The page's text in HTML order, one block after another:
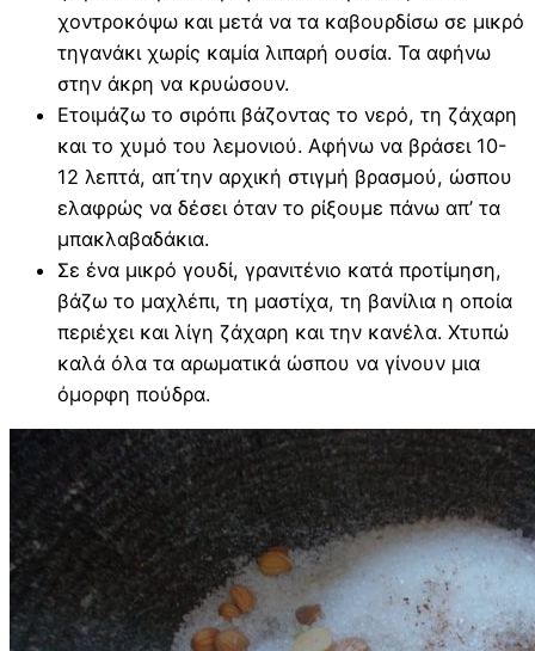
χοντροκόψω και μετά να τα καβουρδίσω σε μικρό
τηγανάκι χωρίς καμία λιπαρή ουσία. Τα αφήνω
στην άκρη να κρυώσουν.
Ετοιμάζω το σιρόπι βάζοντας το νερό, τη ζάχαρη
και το χυμό του λεμονιού. Αφήνω να βράσει 10-
12 λεπτά, απ΄την αρχική στιγμή βρασμού, ώσπου
ελαφρώς να δέσει όταν το ρίξουμε πάνω απ’ τα
μπακλαβαδάκια.
Σε ένα μικρό γουδί, γρανιτένιο κατά προτίμηση,
βάζω το μαχλέπι, τη μαστίχα, τη βανίλια η οποία
περιέχει και λίγη ζάχαρη και την κανέλα. Χτυπώ
καλά όλα τα αρωματικά ώσπου να γίνουν μια
όμορφη πούδρα.